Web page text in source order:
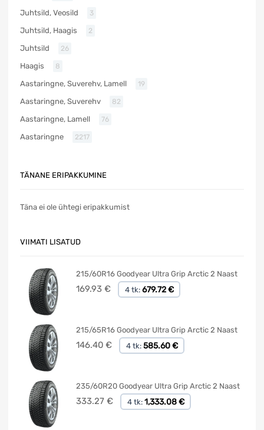
Juhtsild, Veosild 3
Juhtsild, Haagis 2
Juhtsild 26
Haagis 8
Aastaringne, Suverehv, Lamell 19
Aastaringne, Suverehv 82
Aastaringne, Lamell 76
Aastaringne 2217
TÄNANE ERIPAKKUMINE
Täna ei ole ühtegi eripakkumist
VIIMATI LISATUD
215/60R16 Goodyear Ultra Grip Arctic 2 Naast
169.93 € 4 tk: 679.72 €
215/65R16 Goodyear Ultra Grip Arctic 2 Naast
146.40 € 4 tk: 585.60 €
235/60R20 Goodyear Ultra Grip Arctic 2 Naast
333.27 € 4 tk: 1,333.08 €